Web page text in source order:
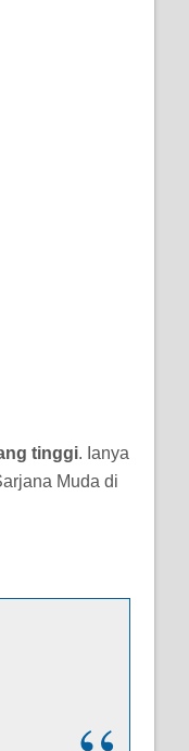
tinggi. Ianya
Muda di